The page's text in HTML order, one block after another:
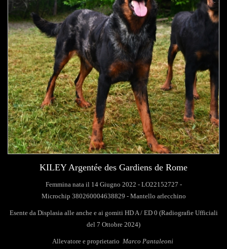
KILEY Argentée des Gardiens de Rome
Femmina nata il 14 Giugno 2022 - LO22152727 -
Microchip 380260004638829 - Mantello arlecchino
Esente da Displasia alle anche e ai gomiti HD A / ED 0 (Radiografie Ufficiali
del 7 Ottobre 2024)
Allevatore e proprietario Marco Pantaleoni